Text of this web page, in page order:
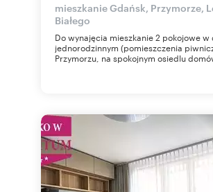
mieszkanie Gdańsk, Przymorze,
Białego
Do wynajęcia mieszkanie 2 pokojowe w
jednorodzinnym (pomieszczenia
Przymorzu, na spokojnym osiedlu